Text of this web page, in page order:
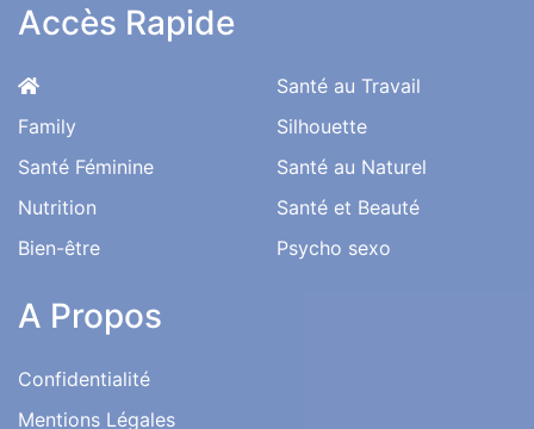
Accès Rapide
Family
Santé Féminine
Nutrition
Bien-être
Santé au Travail
Silhouette
Santé au Naturel
Santé et Beauté
Psycho sexo
A Propos
Confidentialité
Mentions Légales